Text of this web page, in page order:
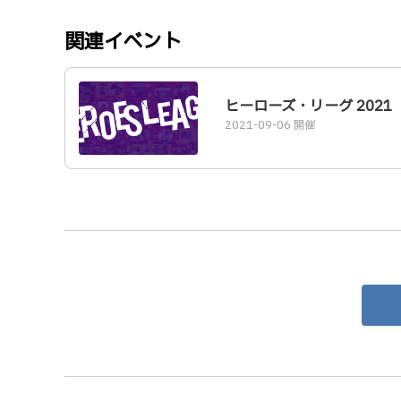
関連イベント
ヒーローズ・リーグ 2021
2021-09-06 開催